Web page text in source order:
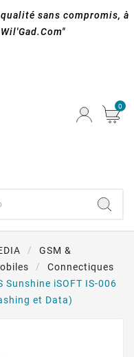
sans compromis, à
0
GSM &
Connectiques
Sunshine iSOFT IS-006
et Data)